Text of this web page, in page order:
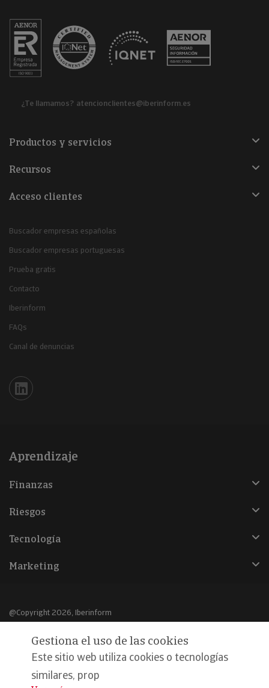
¿Te llamamos? atencionclientes@iberinform.es
Productos y servicios
Recursos
Acceso clientes
Buscador empresas españolas
Buscador empresas portuguesas
Prueba gratis
Contacto
Iberinform
FAQs
Canal de denuncias
Iberinform en Linkedin
Aprendizaje
Finanzas
Riesgos
Tecnología
Marketing
@Copyright 2026, Iberinform
Aviso legal
Política de cookies
Declaración de privacidad
Gestiona el uso de las cookies
Este sitio web utiliza cookies o tecnologías
similares, prop